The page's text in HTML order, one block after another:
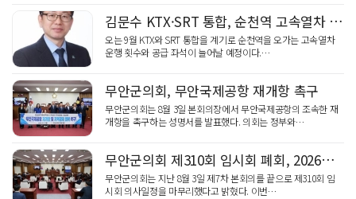
김문수 KTX·SRT 통합, 순천역 고속열차 주중 7, 주말 9회 증편
오는 9월 KTX와 SRT 통합을 계기로 순천역을 오가는 고속열차
운행 횟수와 공급 좌석이 늘어날 예정이다.…
무안군의회, 무안국제공항 재개항 촉구
무안군의회는 8월 3일 본회의장에서 무안국제공항의 조속한 재
개항을 촉구하는 성명서를 발표했다. 의회는 정부와…
무안군의회 제310회 임시회 폐회, 2026년 군정보고 심의
무안군의회는 지난 8월 3일 제7차 본회의를 끝으로 제310회 임
시회 의사일정을 마무리했다고 밝혔다. 이번…